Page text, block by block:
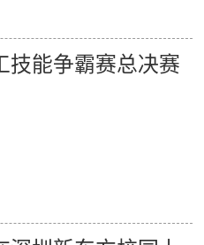
技能争霸赛总决赛